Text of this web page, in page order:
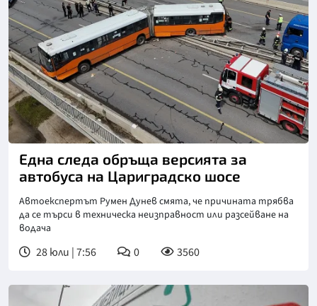
Снимка: БТА
Една следа обръща версията за
автобуса на Цариградско шосе
Автоекспертът Румен Дунев смята, че причината трябва
да се търси в техническа неизправност или разсейване на
водача
28 юли | 7:56 0 3560